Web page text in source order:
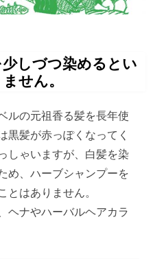
しづつ染めるとい
せん。
ルの元祖香る髪を長年使
黒髪が赤っぽくなってく
しゃいますが、白髪を染
め、ハーブシャンプーを
とはありません。
ヘナやハーバルヘアカラ